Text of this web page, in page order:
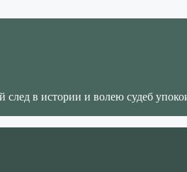
в истории и волею судеб